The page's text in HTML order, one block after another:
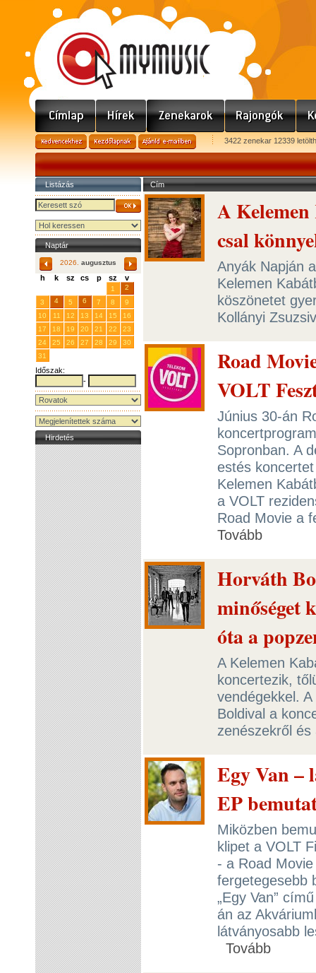
3422 zenekar 12339
Listázás
Naptár
2026. augusztus
h k sz cs p sz v
1
2
3
4 5 6 7 8
9
10
11 12 13 14 15
16
17
18 19 20 21 22
23
24
25 26 27 28 29
30
31
Időszak:
-
Hirdetés
Cím
A
csal
Anyák Napján
Kelemen
köszönetet
Kollányi
Road
VOLT
Június 30-án
Sopronban. A
estés
Kelemen
a VOLT
Road Movie a
Tovább
Horváth
minőséget
óta a
A Kelemen
koncertezik,
vendégekkel.
Boldival a
zenészekről
Egy Van –
EP
Miközben
klipet a VOLT
- a Road
fergetegesebb
„Egy Van”
án az
látványosabb
Tovább